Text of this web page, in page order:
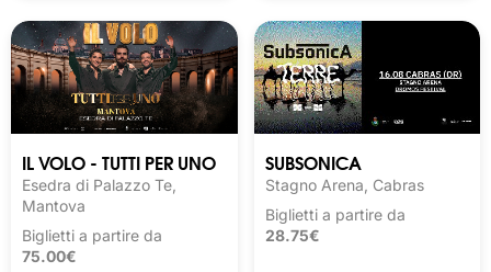
IL VOLO - TUTTI PER UNO
Esedra di Palazzo Te,
Mantova
Biglietti a partire da
75.00€
SUBSONICA
Stagno Arena, Cabras
Biglietti a partire da
28.75€